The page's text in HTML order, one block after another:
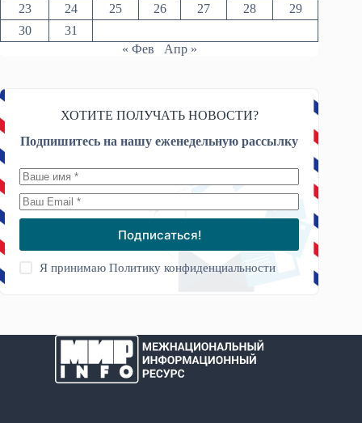
23
24 25 26 27 28
29
30
31
« Фев
Апр »
ХОТИТЕ ПОЛУЧАТЬ НОВОСТИ?
Подпишитесь на нашу еженедельную рассылку
Подписаться!
Я принимаюПолитику конфиденциальности